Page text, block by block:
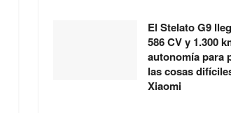
El Stelato G9
586 CV y 1.300
autonomía para
las cosas
Xiaomi